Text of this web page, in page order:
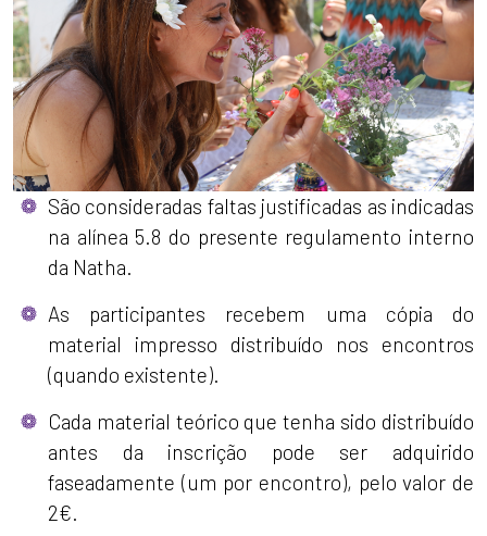
São consideradas faltas justificadas as indicadas
na alínea 5.8 do presente regulamento interno
da Natha.
As participantes recebem uma cópia do
material impresso distribuído nos encontros
(quando existente).
Cada material teórico que tenha sido distribuído
antes da inscrição pode ser adquirido
faseadamente (um por encontro), pelo valor de
2€.